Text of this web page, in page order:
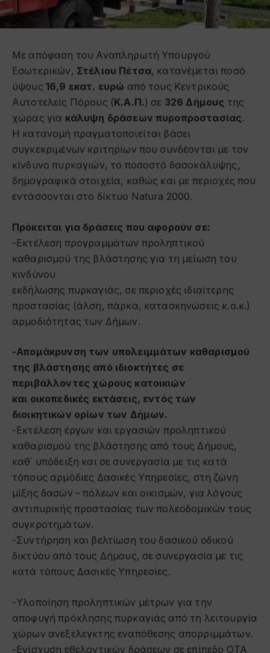
Με απόφαση του Αναπληρωτή Υπουργού
Εσωτερικών, Στέλιου Πέτσα, κατανέμεται ποσό
ύψους 16,9 εκατ. ευρώ από τους Κεντρικούς
Αυτοτελείς Πόρους (Κ.Α.Π.) σε 326 Δήμους της
χώρας για κάλυψη δράσεων πυροπροστασίας.
Η κατανομή πραγματοποιείται βάσει
συγκεκριμένων κριτηρίων που συνδέονται με τον
κίνδυνο πυρκαγιών, το ποσοστό δασοκάλυψης,
δημογραφικά στοιχεία, καθώς και με περιοχές που
εντάσσονται στο δίκτυο Natura 2000.
Πρόκειται για δράσεις που αφορούν σε:
-Εκτέλεση προγραμμάτων προληπτικού
καθαρισμού της βλάστησης για τη μείωση του
κινδύνου
εκδήλωσης πυρκαγιάς, σε περιοχές ιδιαίτερης
προστασίας (άλση, πάρκα, κατασκηνώσεις κ.ο.κ.)
αρμοδιότητας των Δήμων.
-Απομάκρυνση των υπολειμμάτων καθαρισμού
της βλάστησης από ιδιοκτήτες σε
περιβάλλοντες χώρους κατοικιών
και οικοπεδικές εκτάσεις, εντός των
διοικητικών ορίων των Δήμων.
-Εκτέλεση έργων και εργασιών προληπτικού
καθαρισμού της βλάστησης από τους Δήμους,
καθ΄ υπόδειξη και σε συνεργασία με τις κατά
τόπους αρμόδιες Δασικές Υπηρεσίες, στη ζώνη
μίξης δασών – πόλεων και οικισμών, για λόγους
αντιπυρικής προστασίας των πολεοδομικών τους
συγκροτημάτων.
-Συντήρηση και βελτίωση του δασικού οδικού
δικτύου από τους Δήμους, σε συνεργασία με τις
κατά τόπους Δασικές Υπηρεσίες.
-Υλοποίηση προληπτικών μέτρων για την
αποφυγή πρόκλησης πυρκαγιάς από τη λειτουργία
χώρων ανεξέλεγκτης εναπόθεσης απορριμμάτων.
-Ενίσχυση εθελοντικών δράσεων σε επίπεδο ΟΤΑ